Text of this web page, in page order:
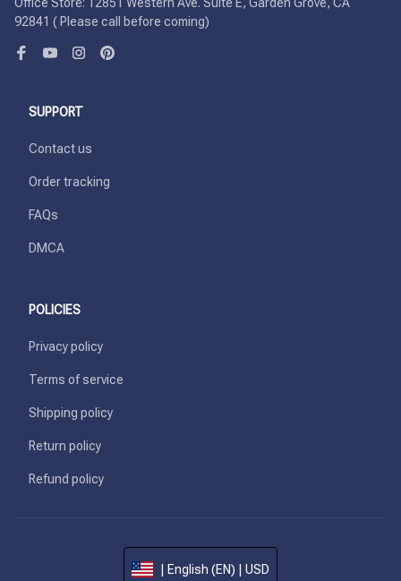
92841 ( Please call before coming)
SUPPORT
Contact us
Order tracking
FAQs
DMCA
POLICIES
Privacy policy
Terms of service
Shipping policy
Return policy
Refund policy
| English (EN) | USD